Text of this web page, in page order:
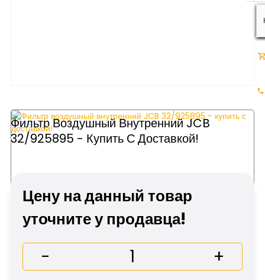
Фильтр Воздушный Внутренний JCB
32/925895 - Купить С Доставкой!
Цену на данный товар
уточните у продавца!
- +